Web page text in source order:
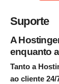
Suporte
A
enquanto
Tanto a
ao cliente 24/